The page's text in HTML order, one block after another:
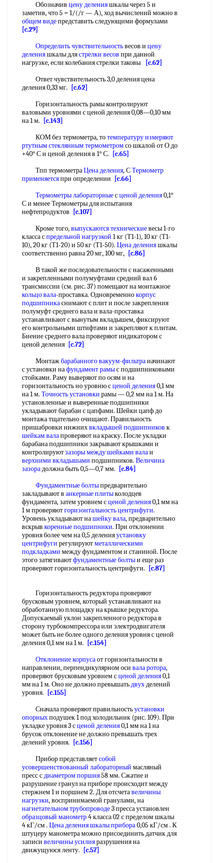
Обозначив цену деленияшкалы через 5 и
заметив, что 5 = 1/(/г — А), ход вычислений можно в
общем видепредставить следующими формулами
[c.29]
Определить чувствительностьвесов и цену
деленияшкалы длястрелки весов при данной
нагрузке, если колебания стрелки таковы
[c.62]
Ответ чувствительность 3,0 деления цена
деления 0,33 мг.
[c.62]
Горизонтальность рамы контролируют
валовыми уровнями с ценой деления 0,08—0,10 мм
на 1 м.
[c.143]
КОМ без термометра, тотемпературу измеряют
ртутным стеклянным термометромсо шкалой от О до
+40° С и ценой деления в 1° С.
[c.65]
Тпп термометраЦена деления, СТермометр
применяетсяпри определении
[c.66]
Термометры лабораторныесценой деления0,1°
С и менее Термометры для испытания
нефтепродуктов
[c.107]
Кроме того,выпускаются техническиевесы 1-го
класса спредельной нагрузкой 1 кг (Т1-1), 10 кг (Т1-
10), 20 кг (Т1-20) и 50 кг (Т1-50). Цена деленияшкалы
соответственно равна 20 мг, 100 мг, [c.86]
В такой же последовательности с насаженными
и закрепленными полумуфтами средний вал 6
трансмиссии (см. рис. 37) помещают на монтажное
кольцо вала-проставка. Одновременнокорпус
подшипникаснимают с плит и после закрепления
полумуфт среднего вала и вала-проставка
устанавливают с вынутым вкладышем, фиксируют
его контрольными штифтами и закрепляют к плитам.
Биение среднего вала проверяют индикатором с
ценой деления [c.72]
Монтажбарабанного вакуум-фильтраначинают
с установки нафундамент рамыс подшипниковыми
стойками. Раму выверяют по осям и на
горизонтальность но уровню сценой деления0,1 мм
на 1 м. Точность установки рамы — 0,2 мм на 1 м. На
установленные и выверенные подшипники
укладывают барабан с цапфами. Шейки цапф до
монтажа тщательно очищают. Правильность
пришабровки нижнихвкладышей подшипников к
шейкам валапроверяют на краску. После укладки
барабана подшипники закрывают крышками и
контролируютзазоры междушейками валаи
верхними вкладышами подшипников. Величина
зазорадолжна быть 0,5—0,7 мм.
[c.84]
Фундаментные болтыпредварительно
закладывают в анкерные плитыколодцев
фундамента, затем уровнем сценой деления0,1 мм на
1 м проверяютгоризонтальность центрифуги.
Уровень укладывают нашейку вала, предварительно
вскрыв коренные подшипники. При отклонении
уровня более чем на 0,5 деленияустановку
центрифуги регулируютметаллическими
подкладками между фундаментом и станиной. После
этого затягиваютфундаментные болтыи еще раз
проверяют горизонтальность центрифуги.
[c.87]
Горизонтальность редуктора проверяют
брусковым уровнем, который устанавливают на
обработанную площадку на крышке редуктора.
Допускаемый уклон закрепленного редуктора в
сторону турбокомпрессора или электродвигателя
может быть не более одного деления уровня с ценой
деления 0,1 мм на 1 м.
[c.154]
Отклонение корпусаот горизонтальности в
направлении, перпендикулярном оси вала ротора,
проверяют брусковым уровнем сценой деления0,1
мм на 1 м. Оно не должно превышатьдвухделений
уровня.
[c.155]
Сначала проверяют правильностьустановки
опорныхподушек 1 под холодильник (рис. 109). При
укладке уровня 3 сценой деления0,1 мм на 1 на
брусок отклонение не должно превышать трех
делений уровня.
[c.156]
Прибор представляетсобой
усовершенствованный лабораторный масляный
пресс сдиаметром поршня58 мм. Сжатие и
разрушение гранул на приборе происходит между
стержнем 1 и поршнем 2. Для отсчетавеличины
нагрузки, воспринимаемой гранулами, на
нагнетательном трубопроводе3 пресса установлен
образцовый манометр4 класса 02 с пределом шкалы
4 кГ/см . Цена деленияшкалы прибора0,05 кГ/см . К
штуцеру манометра можно присоединить датчик для
записи величины усилияразрушения на
движущуюся ленту.
[c.57]